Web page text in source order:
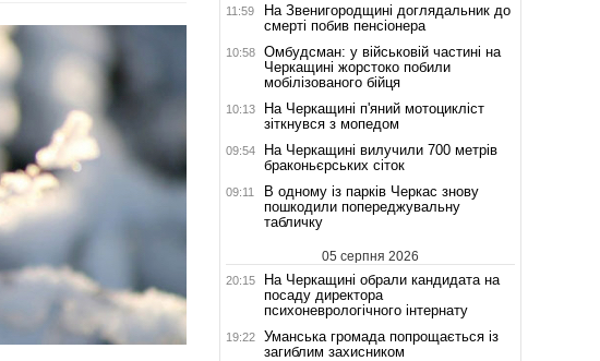
11:59
На Звенигородщині доглядальник до
смерті побив пенсіонера
10:58
Омбудсман: у військовій частині на
Черкащині жорстоко побили
мобілізованого бійця
10:13
На Черкащині п'яний мотоцикліст
зіткнувся з мопедом
09:54
На Черкащині вилучили 700 метрів
браконьєрських сіток
09:11
В одному із парків Черкас знову
пошкодили попереджувальну
табличку
05 серпня 2026
20:15
На Черкащині обрали кандидата на
посаду директора
психоневрологічного інтернату
19:22
Уманська громада попрощається із
загиблим захисником